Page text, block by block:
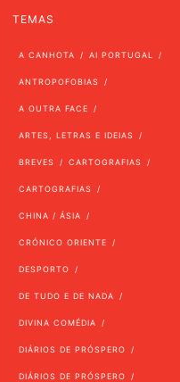
TEMAS
A CANHOTA AI PORTUGAL
ANTROPOFOBIAS
A OUTRA FACE
ARTES, LETRAS E IDEIAS
BREVES CARTOGRAFIAS
CARTOGRAFIAS
CHINA / ÁSIA
CRÓNICO ORIENTE
DESPORTO
DE TUDO E DE NADA
DIVINA COMÉDIA
DIÁRIOS DE PRÓSPERO
DIÁRIOS DE PRÓSPERO